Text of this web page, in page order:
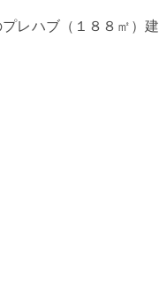
レハブ（１８８㎡）建